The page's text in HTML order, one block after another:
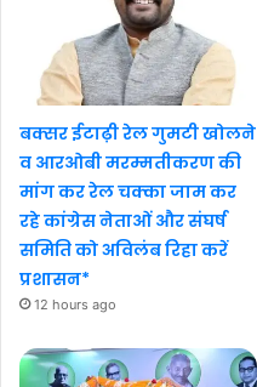
बक्सर ईटाढ़ी रेल गुमटी खोलने
व आरओबी मरम्मतीकरण की
मांग कर रेल चक्का जाम कर
रहे कांग्रेस नेताओं और संघर्ष
समिति को अविलंब रिहा करें
प्रशासन*
12 hours ago